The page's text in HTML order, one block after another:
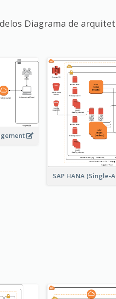
Diagrama de
SAP HANA (Single-